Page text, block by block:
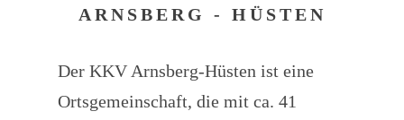
ARNSBERG - HÜSTEN
Der KKV Arnsberg-Hüsten ist eine
Ortsgemeinschaft, die mit ca. 41